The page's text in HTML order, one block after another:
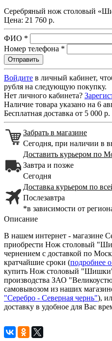
Серебряный нож столовый
Цена: 21 760 р.
ФИО *
Номер телефона *
Войдите в личный кабинет,
рубля на следующую покупку.
Нет личного кабинета?
Наличие товара указано на 6
Бесплатная доставка от 5 000 р.
Забрать в магазине
Сегодня, при наличии в
Доставить курьером по
Завтра и позже
Сегодня
Доставка курьером по
Послезавтра
*в зависимости от
Описание
В нашем интернет - магазине
приобрести Нож столовый
чернением с доставкой по
кратчайшие сроки (подробнее
купить Нож столовый "Шишки"
производства ЗАО
самовывозом из наших
"Серебро - Северная чернь"),
доставку в удобное для Вас